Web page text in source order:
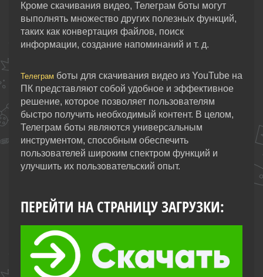
Кроме скачивания видео, Телеграм боты могут
выполнять множество других полезных функций,
таких как конвертация файлов, поиск
информации, создание напоминаний и т. д.
Телеграм боты для скачивания видео из YouTube на
ПК представляют собой удобное и эффективное
решение, которое позволяет пользователям
быстро получить необходимый контент. В целом,
Телеграм боты являются универсальным
инструментом, способным обеспечить
пользователей широким спектром функций и
улучшить их пользовательский опыт.
ПЕРЕЙТИ НА СТРАНИЦУ ЗАГРУЗКИ: